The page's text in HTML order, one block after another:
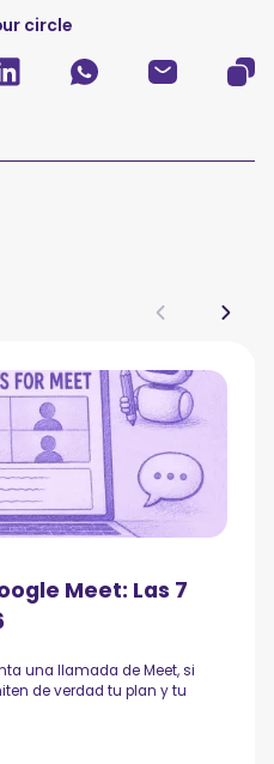
circle
Meet: Las 7
una llamada de Meet, si
de verdad tu plan y tu